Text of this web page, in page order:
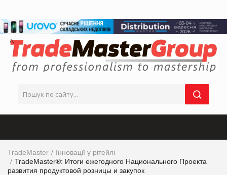
TradeMaster
Інновації у рітейлі
TradeMaster®: Итоги ежегодного Национального Проекта
развития продуктовой розницы и закупок